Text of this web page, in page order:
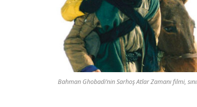
Bahman Ghobadi’nin Sarhoş Atlar Zamanı filmi,